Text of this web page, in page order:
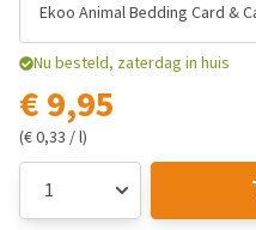
Ekoo Animal Bedding Card &
Nu besteld, zaterdag in huis
€ 9,95
(€ 0,33 / l)